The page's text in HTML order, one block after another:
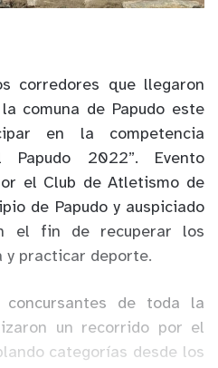
corredores que llegaron
comuna de Papudo este
en la competencia
Papudo 2022”. Evento
el Club de Atletismo de
de Papudo y auspiciado
el fin de recuperar los
y practicar deporte.
de toda la
un recorrido por el
categorías desde los